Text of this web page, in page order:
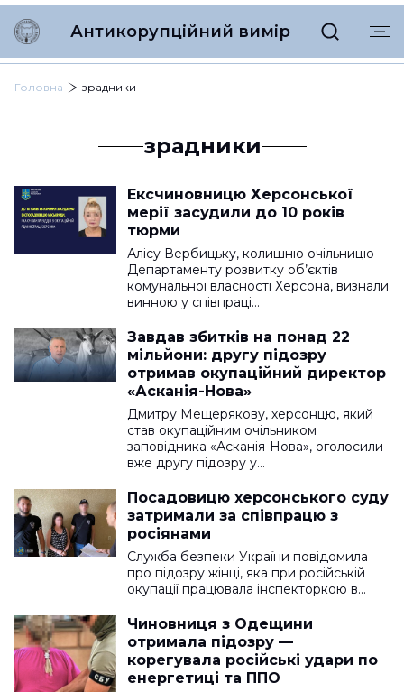
Антикорупційний вимір
Головна зрадники
зрадники
Ексчиновницю Херсонської
мерії засудили до 10 років
тюрми
Алісу Вербицьку, колишню очільницю
Департаменту розвитку об’єктів
комунальної власності Херсона, визнали
винною у співпраці…
Завдав збитків на понад 22
мільйони: другу підозру
отримав окупаційний директор
«Асканія-Нова»
Дмитру Мещерякову, херсонцю, який
став окупаційним очільником
заповідника «Асканія-Нова», оголосили
вже другу підозру у…
Посадовицю херсонського суду
затримали за співпрацю з
росіянами
Служба безпеки України повідомила
про підозру жінці, яка при російській
окупації працювала інспекторкою в…
Чиновниця з Одещини
отримала підозру —
корегувала російські удари по
енергетиці та ППО